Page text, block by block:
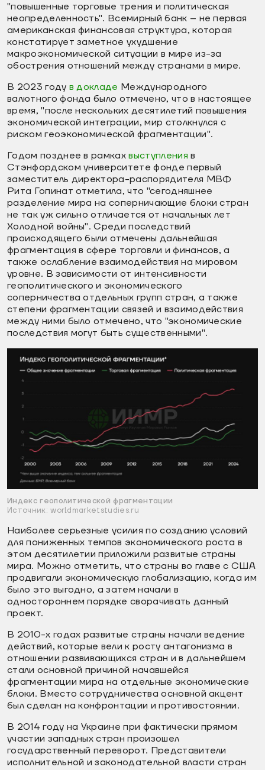
"повышенные торговые трения и политическая
неопределенность". Всемирный банк – не первая
американская финансовая структура, которая
констатирует заметное ухудшение
макроэкономической ситуации в мире из-за
обострения отношений между странами в мире.
В 2023 году в докладе Международного
валютного фонда было отмечено, что в настоящее
время, "после нескольких десятилетий повышения
экономической интеграции, мир столкнулся с
риском геоэкономической фрагментации".
Годом позднее в рамкахвыступления в
Стэнфордском университете фонде первый
заместитель директора-распорядителя МВФ
Рита Гопинат отметила, что "сегодняшнее
разделение мира на соперничающие блоки стран
не так уж сильно отличается от начальных лет
Холодной войны". Среди последствий
происходящего были отмечены дальнейшая
фрагментация в сфере торговли и финансов, а
также ослабление взаимодействия на мировом
уровне. В зависимости от интенсивности
геополитического и экономического
соперничества отдельных групп стран, а также
степени фрагментации связей и взаимодействия
между ними было отмечено, что "экономические
последствия могут быть существенными".
Индекс геополитической фрагментации
Источник: worldmarketstudies.ru
Наиболее серьезные усилия по созданию условий
для пониженных темпов экономического роста в
этом десятилетии приложили развитые страны
мира. Можно отметить, что страны во главе с США
продвигали экономическую глобализацию, когда им
было это выгодно, а затем начали в
одностороннем порядке сворачивать данный
проект.
В 2010-х годах развитые страны начали ведение
действий, которые вели к росту антагонизма в
отношении развивающихся стран и в дальнейшем
стали основной причиной начавшейся
фрагментации мира на отдельные экономические
блоки. Вместо сотрудничества основной акцент
был сделан на конфронтации и противостоянии.
В 2014 году на Украине при фактически прямом
участии западных стран произошел
государственный переворот. Представители
исполнительной и законодательной власти стран